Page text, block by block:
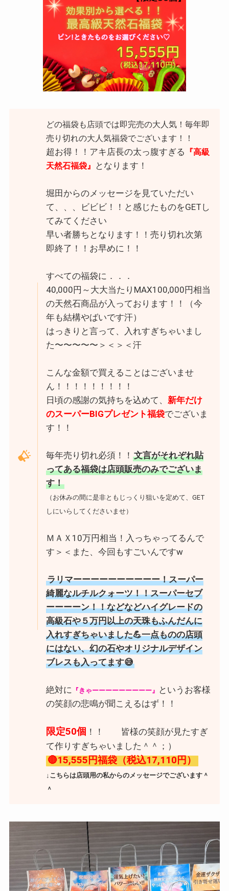
どの福袋も店頭では即完売の大人気！毎年即
売り切れの大人気福袋でございます！！
超お得！！アキ店長の太っ腹すぎる 『高級
天然石福袋』
となります！
堀田からのメッセージを見ていただい
て、、、ビビビ！！と感じたものをGETし
てみてください
早い者勝ちとなります！！売り切れ次第
即終了！！お早めに！！
すべての福袋に．．．
40,000円～大大当たりMAX100,000円相当
の天然石商品が入っております！！（今
年も結構やばいです汗）
はっきりと言って、入れすぎちゃいまし
た〜〜〜〜〜＞＜＞＜汗
こんな金額で買えることはございませ
ん！！！！！！！！！
日頃の感謝の気持ちを込めて、 新年だけ
のスーパーBIGプレゼント福袋でございま
す！！
毎年売り切れ必須！！文言がそれぞれ貼
ってある福袋は店頭販売のみでございま
す！
（お休みの間に是非ともじっくり狙いを定めて、GET
しにいらしてくださいませ）
ＭＡＸ10万円相当！入っちゃってるんで
す＞＜また、今回もすごいんですw
ラリマーーーーーーーーーー！スーパー
綺麗なルチルクォーツ！！スーパーセブ
ーーーーン！！などなどハイグレードの
高級石や５万円以上の天珠もふんだんに
入れすぎちゃいました💪一点ものの店頭
にはない、幻の石やオリジナルデザイン
ブレスも入ってます😅
絶対に 『きゃーーーーーーーーー』
というお客様
の笑顔の悲鳴が聞こえるはず！！
限定50個 ！！ 皆様の笑顔が見たすぎ
て作りすぎちゃいました＾＾；）
🔴15,555円福袋（税込17,110円）
↓こちらは店頭用の私からのメッセージでございます＾
＾